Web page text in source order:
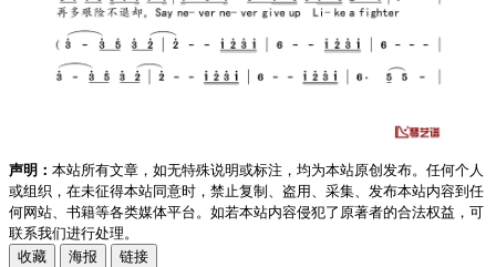
声明： 本站所有文章，如无特殊说明或标注，均为本站原创发布。任何个人
或组织，在未征得本站同意时，禁止复制、盗用、采集、发布本站内容到任
何网站、书籍等各类媒体平台。如若本站内容侵犯了原著者的合法权益，可
联系我们进行处理。
收藏
海报 链接